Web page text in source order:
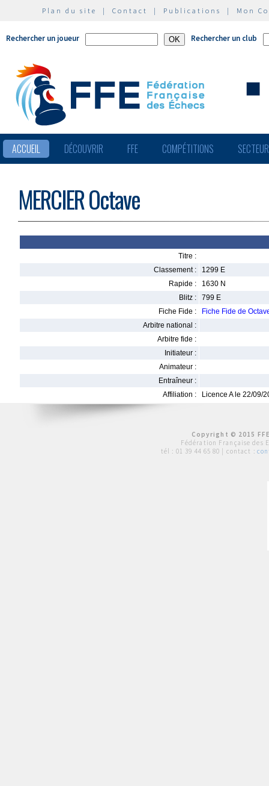
Plan du site | Contact | Publications | Mon
Rechercher un joueur Rechercher un club
ACCUEIL DÉCOUVRIR FFE COMPÉTITIONS
MERCIER Octave
Titre :
Classement :
1299 E
Rapide :
1630 N
Blitz :
799 E
Fiche Fide :
Fiche Fide de
Arbitre national :
Arbitre fide :
Initiateur :
Animateur :
Entraîneur :
Affiliation :
Licence A le 22/09/
Copyright © 2015
Fédération Française des
tél : 01 39 44 65 80 | contact :